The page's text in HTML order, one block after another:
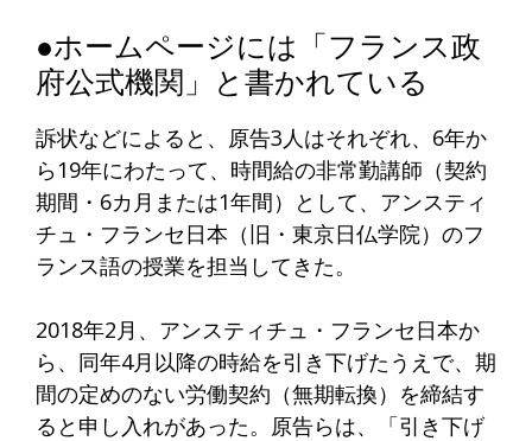
●ホームページには「フランス政
府公式機関」と書かれている
訴状などによると、原告3人はそれぞれ、6年か
ら19年にわたって、時間給の非常勤講師（契約
期間・6カ月または1年間）として、アンスティ
チュ・フランセ日本（旧・東京日仏学院）のフ
ランス語の授業を担当してきた。
2018年2月、アンスティチュ・フランセ日本か
ら、同年4月以降の時給を引き下げたうえで、期
間の定めのない労働契約（無期転換）を締結す
ると申し入れがあった。原告らは、「引き下げ